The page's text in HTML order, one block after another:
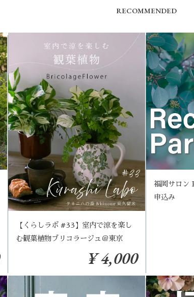
RECOMMENDED
【くらしラボ #33】室内で涼を楽し
む観葉植物ブリコラージュ＠東京
¥ 4,000
福岡サロ
申込み